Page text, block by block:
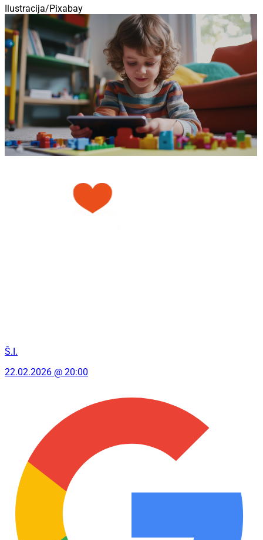
Ilustracija/Pixabay
Š.I.
22.02.2026 @ 20:00